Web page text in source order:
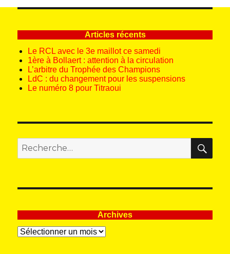
Articles récents
Le RCL avec le 3e maillot ce samedi
1ère à Bollaert : attention à la circulation
L’arbitre du Trophée des Champions
LdC : du changement pour les suspensions
Le numéro 8 pour Titraoui
pour
:
Archives
Archives